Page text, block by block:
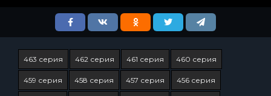
463 серия 462 серия 461 серия 460 серия
459 серия 458 серия 457 серия 456 серия